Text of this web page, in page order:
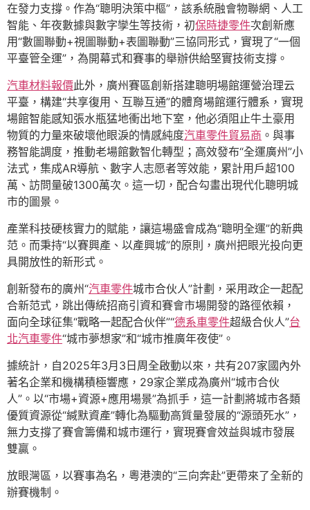
在發力支撐。作為“聰明決策中樞”，該系統融會物聯網、人工
智能、年夜數據與數字孿生等技術，初保時捷零件次創新應
用“數圖聯動+視圖聯動+表圖聯動”三協同形式，實現了“一個
平臺管全運”，為開幕式和賽事的舉辦供給堅實技術支撐。
汽車材料報價此外，廣州賽區創新搭建聰明場館運營治理云
平臺，構建“共享復用、互聯互通”的體育場館運行體系，實現
場館智能感知張水瓶猛地衝出地下室，他必須阻止牛土豪用
物質的力量來破壞他眼淚的情感純度汽車零件貿易商 。與事
務智能調度，推動老場館數智化轉型；高效發布“全運廣州”小
法式，集成AR導航、數字人志愿者等效能，累計用戶超100
萬、訪問量破1300萬次。這一切，配合勾畫出現代化聰明城
市的圖景。
產業科技硬核實力的賦能，讓這場盛會成為“聰明全運”的新典
范。而秉持“以賽興產、以產興城”的原則，廣州把眼光投向更
具開放性的新形式。
創新發布的廣州“汽車零件城市合伙人”計劃，采用政企一起配
合新范式，跳出傳統招商引資和賽會市場開發的路徑依賴，
面向全球征集“戰略一起配合伙伴”“德系車零件超級合伙人”台
北汽車零件“城市夢想家”和“城市推廣年夜使”。
據統計，自2025年3月3日周全啟動以來，共有207家國內外
著名企業和機構積極響應，29家企業成為廣州“城市合伙
人”。以“市場+資源+應用場景”為抓手，這一計劃將城市各類
優質資源從“緘默資產”轉化為驅動高質量發展的“源頭死水”，
無力支撐了賽會籌備和城市運行，實現賽會效益與城市發展
雙贏。
放眼灣區，以賽事為名，粵港澳的“三向奔赴”更帶來了全新的
辦賽機制。